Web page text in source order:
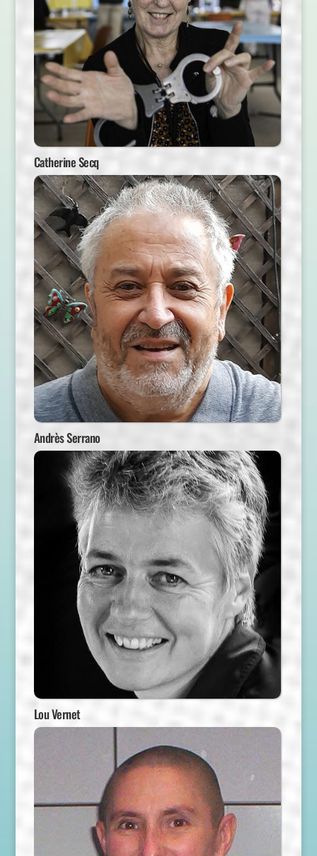
Catherine Secq
Andrès Serrano
Lou Vernet